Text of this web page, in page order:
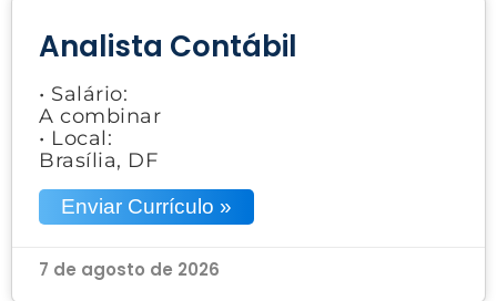
Analista Contábil
• Salário:
A combinar
• Local:
Brasília, DF
Enviar Currículo »
7 de agosto de 2026